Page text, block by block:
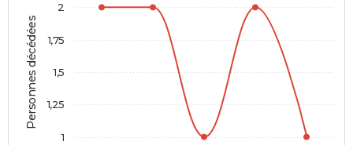
Personnes décédées
1
1,25
1,5
1,75
2